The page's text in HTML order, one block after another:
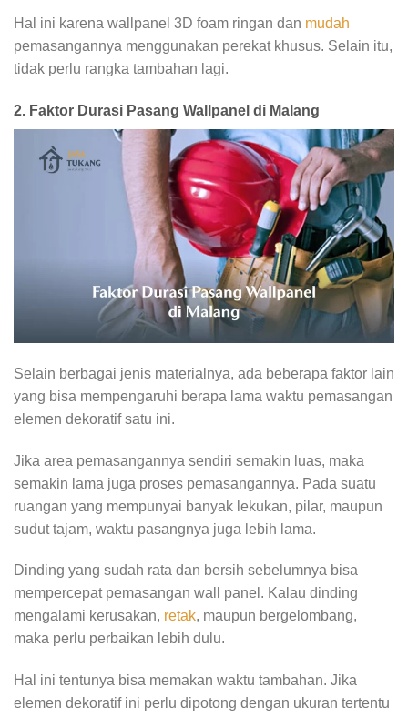
Hal ini karena wallpanel 3D foam ringan dan mudah
pemasangannya menggunakan perekat khusus. Selain itu,
tidak perlu rangka tambahan lagi.
2. Faktor Durasi Pasang Wallpanel di Malang
Selain berbagai jenis materialnya, ada beberapa faktor lain
yang bisa mempengaruhi berapa lama waktu pemasangan
elemen dekoratif satu ini.
Jika area pemasangannya sendiri semakin luas, maka
semakin lama juga proses pemasangannya. Pada suatu
ruangan yang mempunyai banyak lekukan, pilar, maupun
sudut tajam, waktu pasangnya juga lebih lama.
Dinding yang sudah rata dan bersih sebelumnya bisa
mempercepat pemasangan wall panel. Kalau dinding
mengalami kerusakan, retak, maupun bergelombang,
maka perlu perbaikan lebih dulu.
Hal ini tentunya bisa memakan waktu tambahan. Jika
elemen dekoratif ini perlu dipotong dengan ukuran tertentu